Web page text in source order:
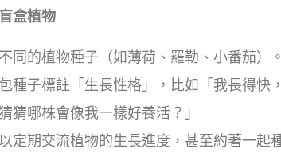
盒植物
同的植物種子（如薄荷、羅勒、小番茄）。
種子標註「生長性格」，比如「我長得快
猜哪株會像我一樣好養活？」
定期交流植物的生長進度，甚至約著一起